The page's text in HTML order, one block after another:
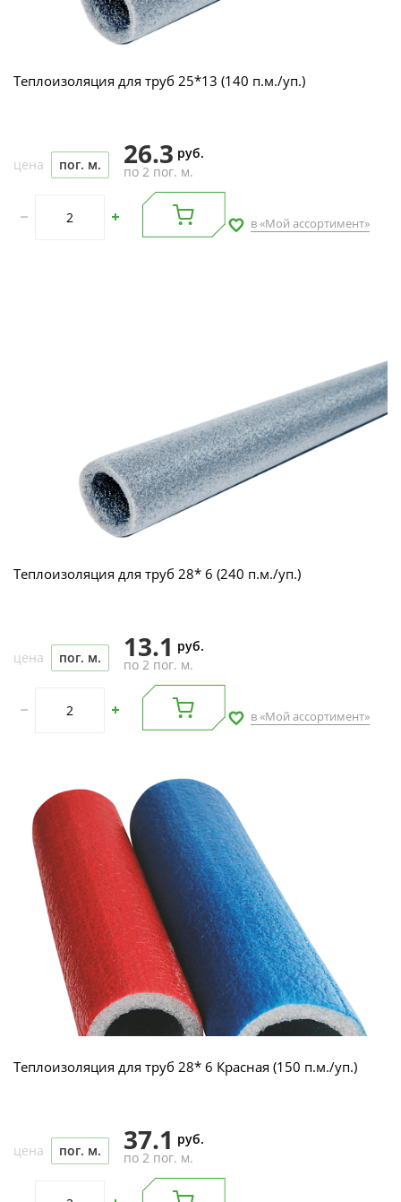
Теплоизоляция для труб 25*13 (140 п.м./уп.)
цена пог. м. 26.3 руб.
по 2 пог. м.
в «Мой ассортимент»
Теплоизоляция для труб 28* 6 (240 п.м./уп.)
цена пог. м. 13.1 руб.
по 2 пог. м.
в «Мой ассортимент»
Теплоизоляция для труб 28* 6 Красная (150 п.м./уп.)
цена пог. м. 37.1 руб.
по 2 пог. м.